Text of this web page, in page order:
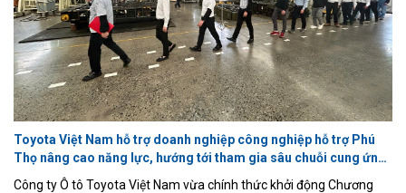
Toyota Việt Nam hỗ trợ doanh nghiệp công nghiệp hỗ trợ Phú
Thọ nâng cao năng lực, hướng tới tham gia sâu chuỗi cung ứng
Công ty Ô tô Toyota Việt Nam vừa chính thức khởi động Chương